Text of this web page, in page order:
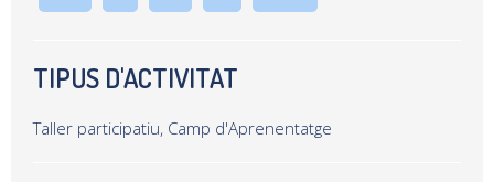
TIPUS D'ACTIVITAT
Taller participatiu, Camp d'Aprenentatge